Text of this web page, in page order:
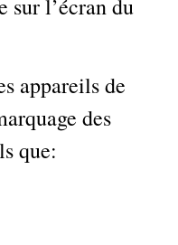
sur l’écran du
appareils de
des
que: